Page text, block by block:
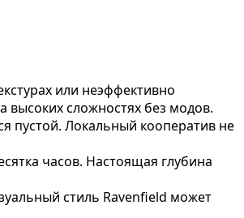
или неэффективно
высоких сложностях без модов.
пустой. Локальный кооператив не
часов. Настоящая глубина
стиль Ravenfield может